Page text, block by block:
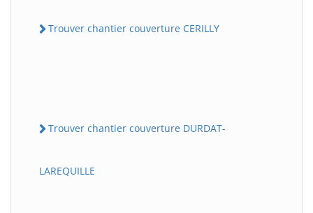
Trouver chantier couverture CERILLY
Trouver chantier couverture DURDAT-
LAREQUILLE